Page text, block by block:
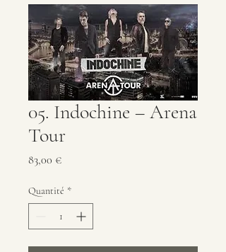
05. Indochine – Arena
Tour
83,00 €Prix
Quantité *